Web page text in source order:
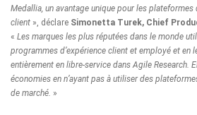
Medallia, un avantage unique pour les plateformes
client », déclare Simonetta Turek, Chief
« Les marques les plus réputées dans le monde
programmes d’expérience client et employé et en
entièrement en libre-service dans Agile Research.
économies en n’ayant pas à utiliser des
de marché. »